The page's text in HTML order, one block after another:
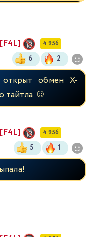
[F4L] 4 956
6 2
обмен Х-
тайтла ☺️
[F4L] 4 956
5 1